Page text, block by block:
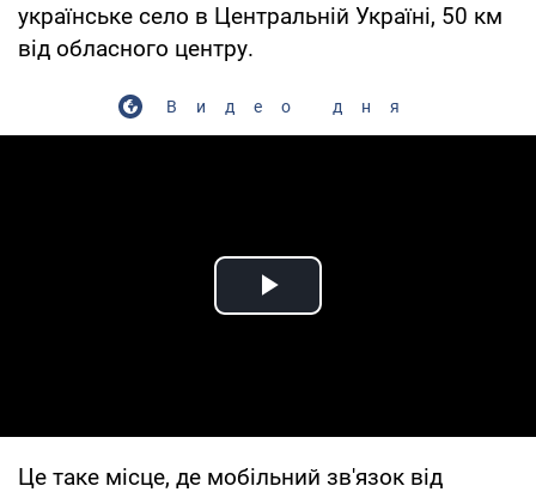
українське село в Центральній Україні, 50 км
від обласного центру.
Видео дня
Play Video
Це таке місце, де мобільний зв'язок від